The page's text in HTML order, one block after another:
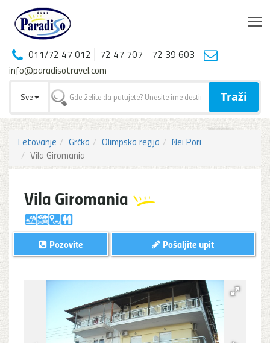
011/72 47 012 72 47 707
72 39 603
info@paradisotravel.com
Sve Traži
Letovanje Grčka Olimpska regija
Nei Pori
Vila Giromania
Vila Giromania
Pošaljite upit
Pozovite